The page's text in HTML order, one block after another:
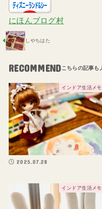
にほんブログ村
しやちはた
RECOMMEND
インドア生活メモ
2025.07.28
インドア生活メモ